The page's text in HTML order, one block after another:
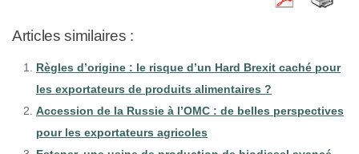
Articles similaires :
Règles d’origine : le risque d’un Hard Brexit caché pour
les exportateurs de produits alimentaires ?
Accession de la Russie à l’OMC : de belles perspectives
pour les exportateurs agricoles